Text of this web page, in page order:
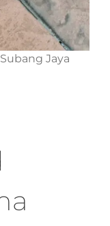
Jaya